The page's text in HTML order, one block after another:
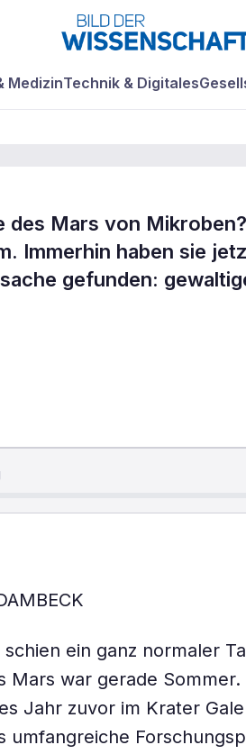
MedizinTechnik & Digitales
und
Mars von
Immerhin haben sie
gefunden:
schien ein ganz normaler
Mars war gerade
Jahr zuvor im Krater
umfangreiche